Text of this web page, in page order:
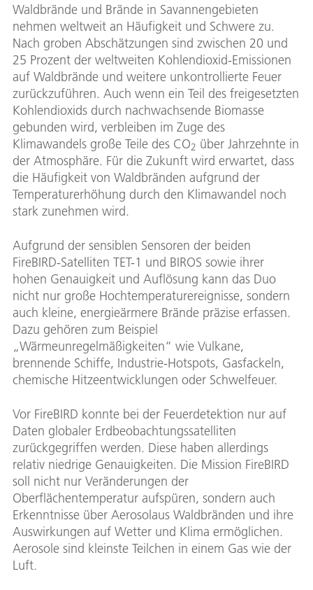
Waldbrände und Brände in Savannengebieten
nehmen weltweit an Häufigkeit und Schwere zu.
Nach groben Abschätzungen sind zwischen 20 und
25 Prozent der weltweiten Kohlendioxid-Emissionen
auf Waldbrände und weitere unkontrollierte Feuer
zurückzuführen. Auch wenn ein Teil des freigesetzten
Kohlendioxids durch nachwachsende Biomasse
gebunden wird, verbleiben im Zuge des
Klimawandels große Teile des CO2 über Jahrzehnte in
der Atmosphäre. Für die Zukunft wird erwartet, dass
die Häufigkeit von Waldbränden aufgrund der
Temperaturerhöhung durch den Klimawandel noch
stark zunehmen wird.
Aufgrund der sensiblen Sensoren der beiden
FireBIRD-Satelliten TET-1 und BIROS sowie ihrer
hohen Genauigkeit und Auflösung kann das Duo
nicht nur große Hochtemperaturereignisse, sondern
auch kleine, energieärmere Brände präzise erfassen.
Dazu gehören zum Beispiel
„Wärmeunregelmäßigkeiten“ wie Vulkane,
brennende Schiffe, Industrie-Hotspots, Gasfackeln,
chemische Hitzeentwicklungen oder Schwelfeuer.
Vor FireBIRD konnte bei der Feuerdetektion nur auf
Daten globaler Erdbeobachtungssatelliten
zurückgegriffen werden. Diese haben allerdings
relativ niedrige Genauigkeiten. Die Mission FireBIRD
soll nicht nur Veränderungen der
Oberflächentemperatur aufspüren, sondern auch
Erkenntnisse über Aerosolaus Waldbränden und ihre
Auswirkungen auf Wetter und Klima ermöglichen.
Aerosole sind kleinste Teilchen in einem Gas wie der
Luft.